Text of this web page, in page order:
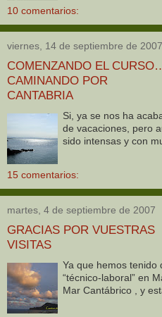
10 comentarios:
viernes, 14 de septiembre de 2007
COMENZANDO EL
CAMINANDO POR
CANTABRIA
Si, ya se nos ha
de vacaciones, pero
sido intensas y con
15 comentarios:
martes, 4 de septiembre de 2007
GRACIAS POR VUESTRAS
VISITAS
Ya que hemos tenido
“técnico-laboral” en
Mar Cantábrico , y